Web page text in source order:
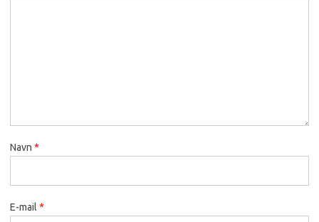
Navn *
E-mail *